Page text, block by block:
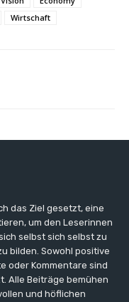
Wirtschaft
das Ziel gesetzt, eine
um den Leserinnen
selbst sich selbst zu
bilden. Sowohl positive
oder Kommentare sind
Alle Beiträge bemühen
und höflichen